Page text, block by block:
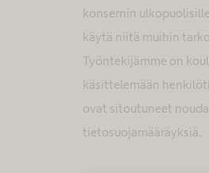
konsernin
käytä niitä muihin
Työntekijämme on
käsittelemään
ovat sitoutuneet
tietosuojamääräyksiä.